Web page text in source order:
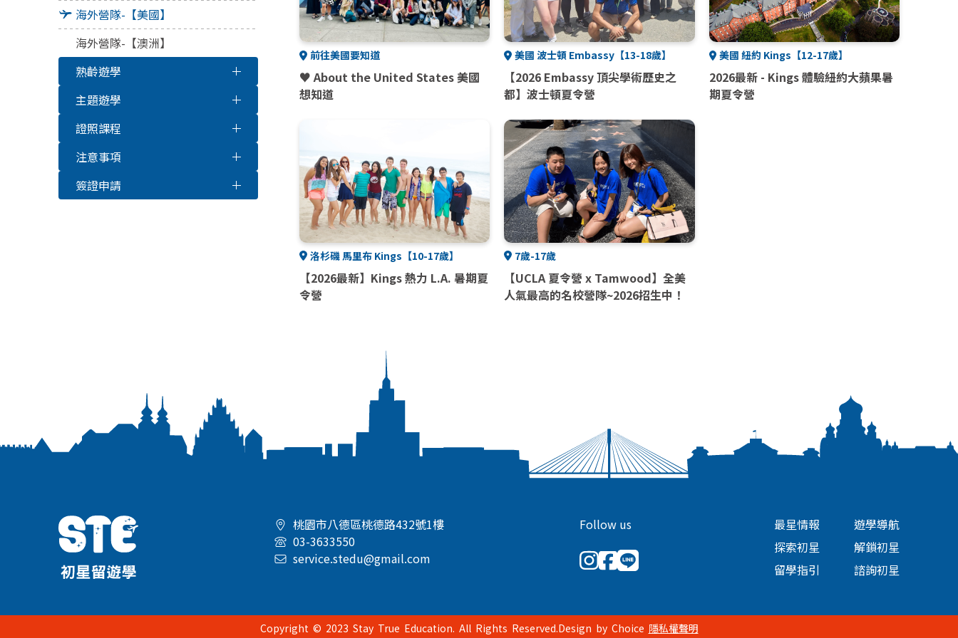
海外營隊-【美國】
海外營隊-【澳洲】
熟齡遊學
主題遊學
證照課程
注意事項
簽證申請
前往美國要知道
♥ About the United States 美國
想知道
美國 波士頓 Embassy【13-18歲】
【2026 Embassy 頂尖學術歷史之
都】波士頓夏令營
美國 紐約 Kings【12-17歲】
2026最新 - Kings 體驗紐約大蘋果暑
期夏令營
洛杉磯 馬里布 Kings【10-17歲】
【2026最新】Kings 熱力 L.A. 暑期夏
令營
7歲-17歲
【UCLA 夏令營 x Tamwood】全美
人氣最高的名校營隊~2026招生中！
桃園市八德區桃德路432號1樓
03-3633550
service.stedu@gmail.com
Follow us
最星情報
探索初星
留學指引
遊學導航
解鎖初星
諮詢初星
Copyright © 2023 Stay True Education. All Rights Reserved.Design by Choice 隱私權聲明